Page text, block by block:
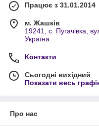
Працює з 31.01.2014
м. Жашків
19241, с. Пугачівка,
Україна
Контакти
Сьогодні вихідний
Показати весь
Про нас